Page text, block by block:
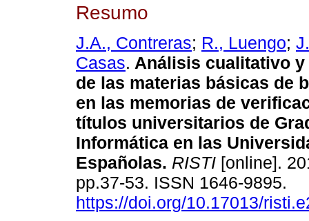
Resumo
J.A., Contreras; R., Luengo;
Casas. Análisis cualitativo
de las materias básicas de
en las memorias de
títulos universitarios de
Informática en las
Españolas. RISTI [online].
pp.37-53. ISSN 1646-9895.
https://doi.org/10.17013/